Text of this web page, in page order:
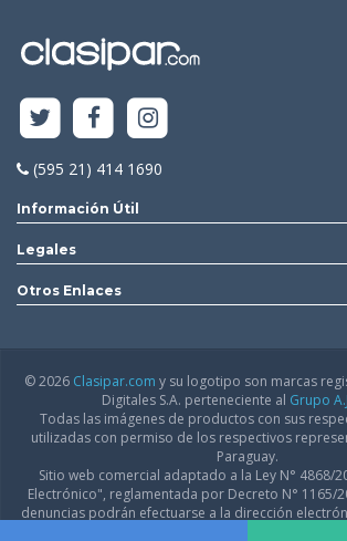
(595 21) 414 1690
Información Útil
Legales
Otros Enlaces
© 2026 Clasipar.com y su logotipo son marcas
Digitales S.A. perteneciente al Grupo
Todas las imágenes de productos con sus
utilizadas con permiso de los respectivos
Paraguay.
Sitio web comercial adaptado a la Ley N° 4868/
Electrónico", reglamentada por Decreto N° 1165/
denuncias podrán efectuarse a la dirección